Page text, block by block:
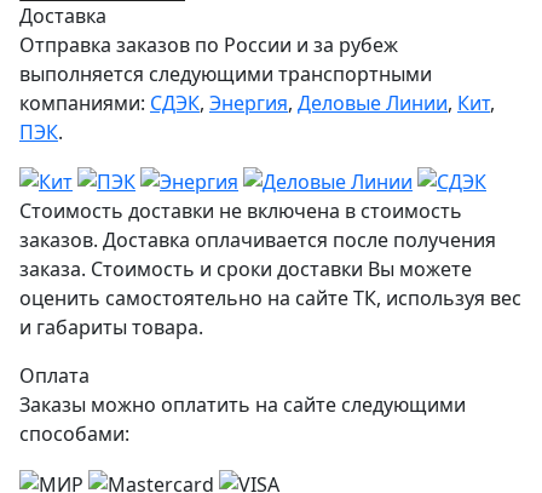
Доставка
Отправка заказов по России и за рубеж
выполняется следующими транспортными
компаниями: СДЭК, Энергия, Деловые Линии, Кит,
ПЭК.
Стоимость доставки не включена в стоимость
заказов. Доставка оплачивается после получения
заказа. Стоимость и сроки доставки Вы можете
оценить самостоятельно на сайте ТК, используя вес
и габариты товара.
Оплата
Заказы можно оплатить на сайте следующими
способами: